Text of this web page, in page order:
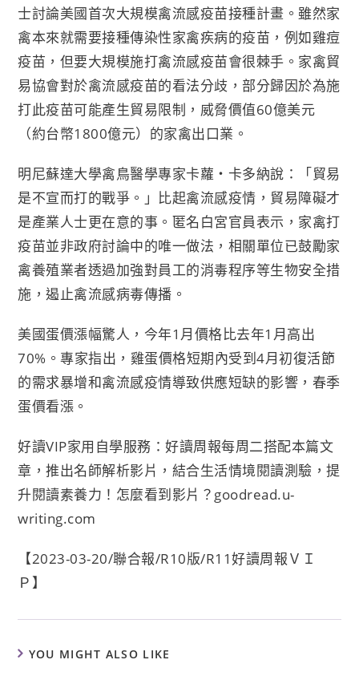
士討論美國首次大規模禽流感疫苗接種計畫。雖然家
禽本來就需要接種傳染性家禽疾病的疫苗，例如雞痘
疫苗，但要大規模施打禽流感疫苗會很棘手。家禽貿
易協會對於禽流感疫苗的看法分歧，部分歸因於為施
打此疫苗可能產生貿易限制，威脅價值60億美元
（約台幣1800億元）的家禽出口業。
明尼蘇達大學禽鳥醫學專家卡蘿‧卡多納說：「貿易
是不宣而打的戰爭。」比起禽流感疫情，貿易障礙才
是產業人士更在意的事。匿名白宮官員表示，家禽打
疫苗並非政府討論中的唯一做法，相關單位已鼓勵家
禽養殖業者透過加強對員工的消毒程序等生物安全措
施，遏止禽流感病毒傳播。
美國蛋價漲幅驚人，今年1月價格比去年1月高出
70%。專家指出，雞蛋價格短期內受到4月初復活節
的需求暴增和禽流感疫情導致供應短缺的影響，春季
蛋價看漲。
好讀VIP家用自學服務：好讀周報每周二搭配本篇文
章，推出名師解析影片，結合生活情境閱讀測驗，提
升閱讀素養力！怎麼看到影片？goodread.u-
writing.com
【2023-03-20/聯合報/R10版/R11好讀周報ＶＩ
Ｐ】
YOU MIGHT ALSO LIKE